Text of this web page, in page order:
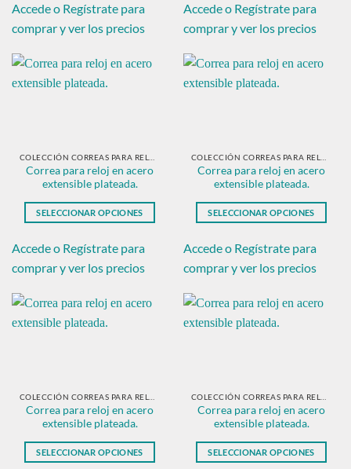
producto
tiene
variantes.
Las
opciones
en
la
página
de
producto
Accede o Regístrate para
comprar y ver los precios
producto
tiene
variantes.
Las
opciones
en
la
página
de
producto
Accede o Regístrate para
comprar y ver los precios
Correa para reloj en acero
extensible plateada.
SELECCIONAR OPCIONES
producto
tiene
variantes.
Las
opciones
en
la
página
de
producto
Accede o Regístrate para
comprar y ver los precios
Correa para reloj en acero
extensible plateada.
SELECCIONAR OPCIONES
producto
tiene
variantes.
Las
opciones
en
la
página
de
producto
Accede o Regístrate para
comprar y ver los precios
Correa para reloj en acero
extensible plateada.
SELECCIONAR OPCIONES
Correa para reloj en acero
extensible plateada.
SELECCIONAR OPCIONES